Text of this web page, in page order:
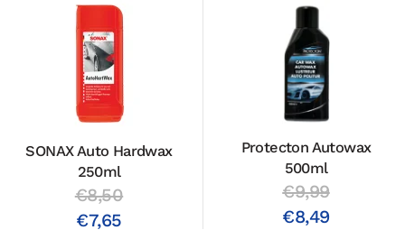
SONAX Auto Hardwax
250ml
€8,50
€7,65
Protecton Autowax
500ml
€9,99
€8,49